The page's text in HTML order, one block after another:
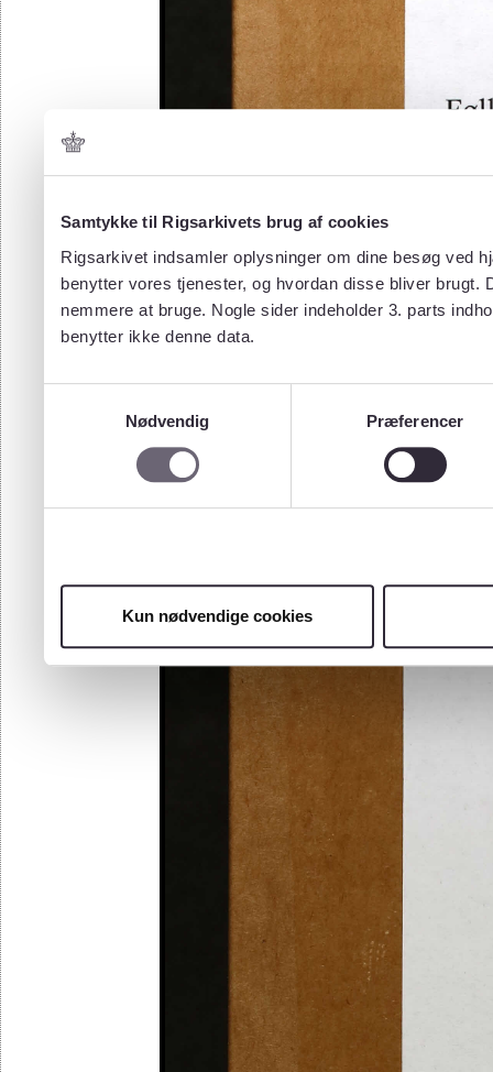
Samtykke til Rigsarkivets brug af cookies
Rigsarkivet indsamler oplysninger om dine besøg ved
benytter vores tjenester, og hvordan disse bliver
nemmere at bruge. Nogle sider indeholder 3. parts
benytter ikke denne data.
Nødvendig
Præferencer
Kun nødvendige cookies